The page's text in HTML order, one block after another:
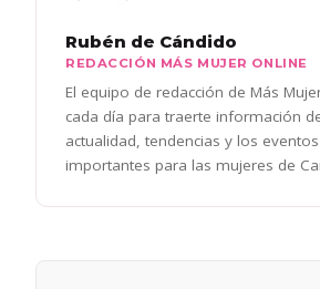
Rubén de Cándido
REDACCIÓN MÁS MUJER ONLINE
El equipo de redacción de Más
cada día para traerte información
actualidad, tendencias y los
importantes para las mujeres de